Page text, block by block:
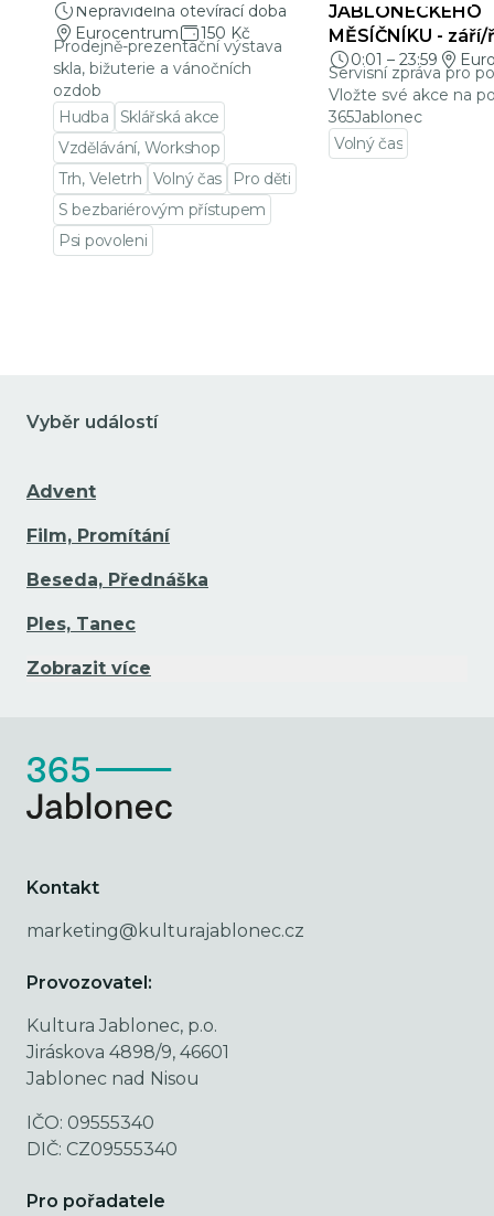
Nepravidelná otevírací doba
Eurocentrum
150 Kč
Prodejně-prezentační výstava
skla, bižuterie a vánočních
ozdob
Hudba
Sklářská akce
Vzdělávání, Workshop
Trh, Veletrh
Volný čas
Pro děti
S bezbariérovým přístupem
Psi povoleni
JABLONECKÉHO
MĚSÍČNÍKU -
0:01 – 23:59
Servisní zpráva pro
Vložte své akce na
365Jablonec
Volný čas
Vyběr událostí
Advent
Film, Promítání
Beseda, Přednáška
Ples, Tanec
Zobrazit více
Kontakt
marketing@kulturajablonec.cz
Provozovatel:
Kultura Jablonec, p.o.
Jiráskova 4898/9, 46601
Jablonec nad Nisou
IČO: 09555340
DIČ: CZ09555340
Pro pořadatele